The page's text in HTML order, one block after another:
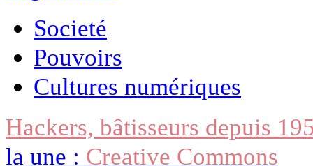
Societé
Pouvoirs
Cultures numériques
Hackers, bâtisseurs depuis
la une : Creative Commons